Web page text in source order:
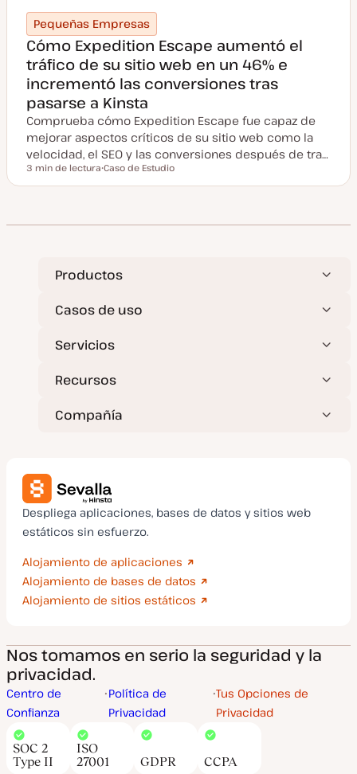
Pequeñas Empresas
Cómo Expedition Escape aumentó el
tráfico de su sitio web en un 46% e
incrementó las conversiones tras
pasarse a Kinsta
Comprueba cómo Expedition Escape fue capaz de
mejorar aspectos críticos de su sitio web como la
velocidad, el SEO y las conversiones después de tra…
Tiempo de lectura
3 min de lectura
i
t
Caso de Estudio
Productos
Casos de uso
Servicios
Recursos
Compañía
Despliega aplicaciones, bases de datos y sitios web
estáticos sin esfuerzo.
Alojamiento de aplicaciones
Alojamiento de bases de datos
Alojamiento de sitios estáticos
Nos tomamos en serio la seguridad y la
privacidad.
Centro de
Confianza
Política de
Privacidad
Tus Opciones de
Privacidad
SOC 2
Type II
ISO
27001
GDPR CCPA